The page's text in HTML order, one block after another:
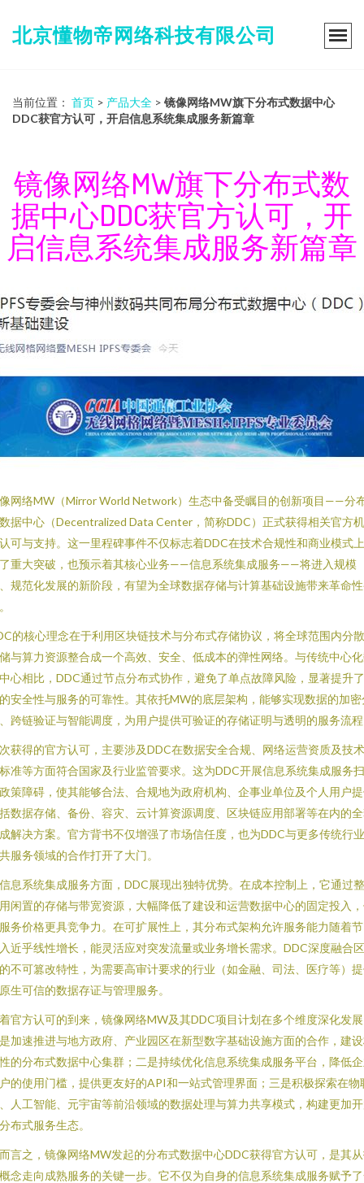
北京懂物帝网络科技有限公司
当前位置： 首页 > 产品大全 > 镜像网络MW旗下分布式数据中心
DDC获官方认可，开启信息系统集成服务新篇章
镜像网络MW旗下分布式数
据中心DDC获官方认可，开
启信息系统集成服务新篇章
网络MW（Mirror World Network）生态中备受瞩目的创新项目——分
据中心（Decentralized Data Center，简称DDC）正式获得相关官方
可与支持。这一里程碑事件不仅标志着DDC在技术合规性和商业模式
重大突破，也预示着其核心业务——信息系统集成服务——将进入规模
规范化发展的新阶段，有望为全球数据存储与计算基础设施带来革命
的核心理念在于利用区块链技术与分布式存储协议，将全球范围内分
与算力资源整合成一个高效、安全、低成本的弹性网络。与传统中心
心相比，DDC通过节点分布式协作，避免了单点故障风险，显著提升
安全性与服务的可靠性。其依托MW的底层架构，能够实现数据的加密
跨链验证与智能调度，为用户提供可验证的存储证明与透明的服务流
获得的官方认可，主要涉及DDC在数据安全合规、网络运营资质及技
准等方面符合国家及行业监管要求。这为DDC开展信息系统集成服务
策障碍，使其能够合法、合规地为政府机构、企事业单位及个人用户
数据存储、备份、容灾、云计算资源调度、区块链应用部署等在内的
解决方案。官方背书不仅增强了市场信任度，也为DDC与更多传统行
服务领域的合作打开了大门。
息系统集成服务方面，DDC展现出独特优势。在成本控制上，它通过
闲置的存储与带宽资源，大幅降低了建设和运营数据中心的固定投入
务价格更具竞争力。在可扩展性上，其分布式架构允许服务能力随着
近乎线性增长，能灵活应对突发流量或业务增长需求。DDC深度融合
不可篡改特性，为需要高审计要求的行业（如金融、司法、医疗等）
生可信的数据存证与管理服务。
官方认可的到来，镜像网络MW及其DDC项目计划在多个维度深化发
加速推进与地方政府、产业园区在新型数字基础设施方面的合作，建
的分布式数据中心集群；二是持续优化信息系统集成服务平台，降低
的使用门槛，提供更友好的API和一站式管理界面；三是积极探索在物
人工智能、元宇宙等前沿领域的数据处理与算力共享模式，构建更加
布式服务生态。
言之，镜像网络MW发起的分布式数据中心DDC获得官方认可，是其
念走向成熟服务的关键一步。它不仅为自身的信息系统集成服务赋予